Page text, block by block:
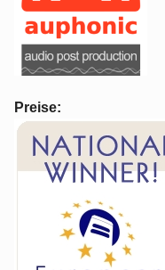
Preise: